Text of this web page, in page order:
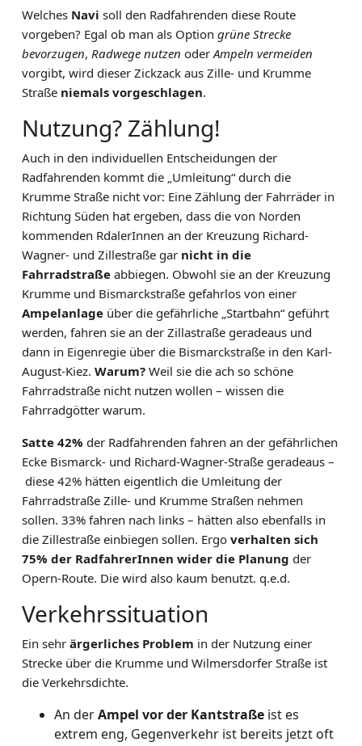
Welches Navi soll den Radfahrenden diese Route
vorgeben? Egal ob man als Option grüne Strecke
bevorzugen, Radwege nutzen oderAmpeln vermeiden
vorgibt, wird dieser Zickzack aus Zille- und Krumme
Straße niemals vorgeschlagen.
Nutzung? Zählung!
Auch in den individuellen Entscheidungen der
Radfahrenden kommt die „Umleitung“ durch die
Krumme Straße nicht vor: Eine Zählung der Fahrräder in
Richtung Süden hat ergeben, dass die von Norden
kommenden RdalerInnen an der Kreuzung Richard-
Wagner- und Zillestraße gar nicht in die
Fahrradstraße abbiegen. Obwohl sie an der Kreuzung
Krumme und Bismarckstraße gefahrlos von einer
Ampelanlage über die gefährliche „Startbahn“ geführt
werden, fahren sie an der Zillastraße geradeaus und
dann in Eigenregie über die Bismarckstraße in den Karl-
August-Kiez. Warum? Weil sie die ach so schöne
Fahrradstraße nicht nutzen wollen – wissen die
Fahrradgötter warum.
Satte 42% der Radfahrenden fahren an der gefährlichen
Ecke Bismarck- und Richard-Wagner-Straße geradeaus –
diese 42% hätten eigentlich die Umleitung der
Fahrradstraße Zille- und Krumme Straßen nehmen
sollen. 33% fahren nach links – hätten also ebenfalls in
die Zillestraße einbiegen sollen. Ergo verhalten sich
75% der RadfahrerInnen wider die Planung der
Opern-Route. Die wird also kaum benutzt. q.e.d.
Verkehrssituation
Ein sehr ärgerliches Problem in der Nutzung einer
Strecke über die Krumme und Wilmersdorfer Straße ist
die Verkehrsdichte.
An derAmpel vor der Kantstraße ist es
extrem eng, Gegenverkehr ist bereits jetzt oft